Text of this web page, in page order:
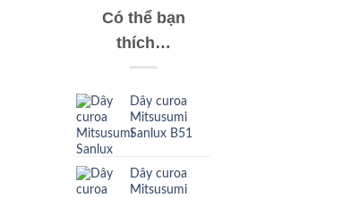
Có thể bạn
thích…
Dây curoa
Mitsusumi
Sanlux B51
Dây curoa
Mitsusumi